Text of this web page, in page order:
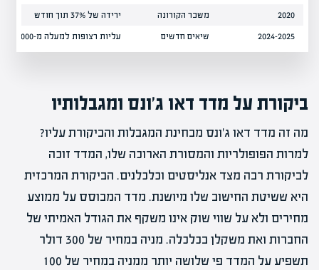
2020 משבר הקורונה ירידה של 37% תוך חודש
2024-2025 שיאים חדשים עליות רצופות למעלה מ-40,000 נקודות
ביקורת על מדד דאו ג'ונס ומגבלותיו
מה זה מדד דאו ג'ונס מבחינת המגבלות והביקורת עליו?
למרות הפופולריות והמסורת הארוכה שלו, המדד זוכה
לביקורת רבה מצד אנליסטים וכלכלנים. הביקורת המרכזית
היא ששיטת החישוב שלו מיושנת. מדד המבוסס על ממוצע
מחירים ולא על שווי שוק אינו משקף את הגודל האמיתי של
החברות ואת משקלן בכלכלה. מניה במחיר של 300 דולר
תשפיע על המדד פי שלושה יותר ממניה במחיר של 100